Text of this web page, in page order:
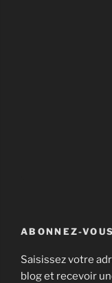
ABONNEZ-
Saisissez votre
blog et recevoir